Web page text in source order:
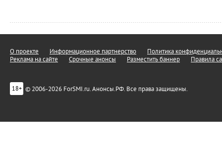
О проекте Информационное партнерство
Политика
Реклама на сайте
Срочные анонсы Разместить баннер Правила
18+ © 2006-2026 ForSMI.ru. Анонсы.РФ. Все права защищены.